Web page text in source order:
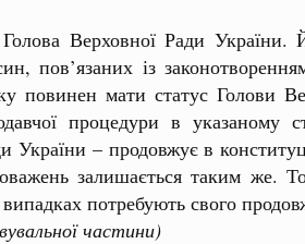
Верховної Ради
пов’язаних із
повинен мати статус Голови
процедури в
– продовжує в
залишається таким же.
потребують свого
частини)